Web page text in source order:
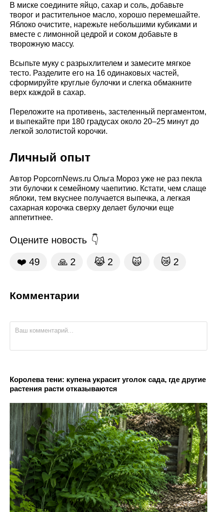
В миске соедините яйцо, сахар и соль, добавьте
творог и растительное масло, хорошо перемешайте.
Яблоко очистите, нарежьте небольшими кубиками и
вместе с лимонной цедрой и соком добавьте в
творожную массу.
Всыпьте муку с разрыхлителем и замесите мягкое
тесто. Разделите его на 16 одинаковых частей,
сформируйте круглые булочки и слегка обмакните
верх каждой в сахар.
Переложите на противень, застеленный пергаментом,
и выпекайте при 180 градусах около 20–25 минут до
легкой золотистой корочки.
Личный опыт
Автор PopcornNews.ru Ольга Мороз уже не раз пекла
эти булочки к семейному чаепитию. Кстати, чем слаще
яблоки, тем вкуснее получается выпечка, а легкая
сахарная корочка сверху делает булочки еще
аппетитнее.
Оцените новость
❤️ 49 🙏 2 😹 2 🙀 😿 2
Комментарии
Королева тени: купена украсит уголок сада, где другие
растения расти отказываются